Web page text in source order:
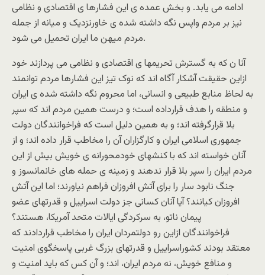
ادامه می یابد. و بخش عمده ی این فشارها ی اقتصادی و نظامی
نیز بر مردم واپس نگه داشته شده ی خاورنزدیک و میانه از جمله
مردم میهن ما ایران تحمیل می شود.
آنا ن که به گسترش تحریمها ی اقتصادی و نظامی می پردازند خود
ازاین حقیقت آشکار آگاه اند که نوک تیز این فشارها مردم توانمند
به لحاظ منابع طبیعی و انسانی، اما محروم نگه داشته شده ی ایران
و منطقه را هدف قرارداده است؛ و درست همین مردم اند که سپر
بلا قرارگرفته اند؛ و به همین دلیل است که فراخوانندگان دولت
جمهوری اسلامی ایران و کارگزاران آن را مخاطب قرار داده اند؛ و از
آنان خواسته اند که با کنشهای خودمحورانه ی خویش بیش از این
مردم ایران را سپر بلا قرار ندهند و زمینه ی حمله های خانمانسوز و
جنگ نابود سار را برای آتش افروزان فراهم نیاورند؛ اما این آتش
افروزان کیانند؟ آیا آنان کسانی جز دولت اسراییل و قدرتهای عضو
پیمان ناتو، به سرکردگی ایالات متحد آمریکا، هستند؟
فراخوانندگان ازاین رو دولتمردان ایران را مخاطب قراردادند که
معتقد بودند کشوراسراییل و قدرتهای بزرگ غربی پاسخگوی امنیت
و منافع خویش، نه مردم ایران، اند؛ و آن کس که باید امنیت و